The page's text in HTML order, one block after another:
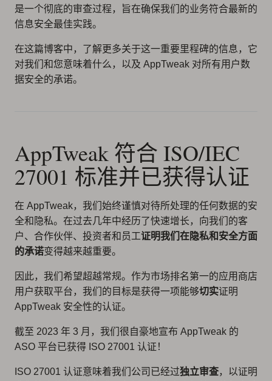
是一个彻底的审查过程，旨在确保我们的业务符合最新的
信息安全最佳实践。
在这篇博客中，了解更多关于这一重要里程碑的信息，它
对我们和您意味着什么，以及 AppTweak 对所有用户数
据安全的承诺。
AppTweak 符合 ISO/IEC
27001 标准并已获得认证
在 AppTweak，我们始终谨慎对待所处理的任何数据的安
全和隐私。在过去几年中经历了快速增长，向我们的客
户、合作伙伴、投资者和员工证明我们在隐私和安全方面
的承诺变得越来越重要。
因此，我们希望超越常规。作为市场排名第一的应用商店
用户获取平台，我们的目标是获得一项能够切实证明
AppTweak 安全性的认证。
截至 2023 年 3 月，我们很自豪地宣布 AppTweak 的
ASO 平台已获得 ISO 27001 认证！
ISO 27001 认证意味着我们公司已经过独立审查，以证明